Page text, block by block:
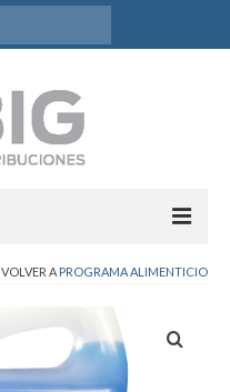
VOLVER A PROGRAMA ALIMENTICIO